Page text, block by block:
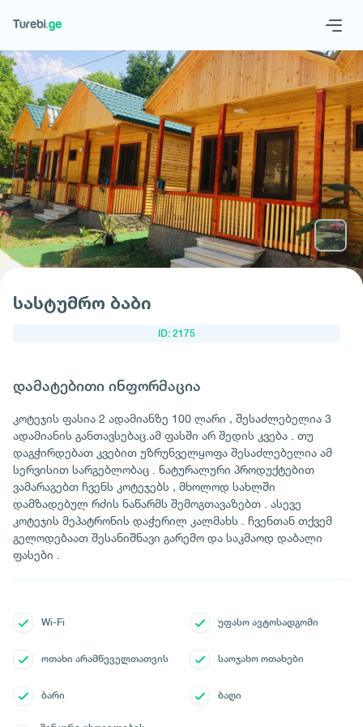
Geo Eng
მოითხოვე სასტუმრო
სასტუმრო ბაბი
ID: 2175
დამატებითი ინფორმაცია
კოტეჯის ფასია 2 ადამიანზე 100 ლარი , შესაძლებელია 3
ადამიანის განთავსებაც.ამ ფასში არ შედის კვება . თუ
დაგჭირდებათ კვებით უზრუნველყოფა შესაძლებელია ამ
სერვისით სარგებლობაც . ნატურალური პროდუქტებით
ვამარაგებთ ჩვენს კოტეჯებს , მხოლოდ სახლში
დამზადებულ რძის ნაწარმს შემოგთავაზებთ . ასევე
კოტეჯის მეპატრონის დაჭერილ კალმახს . ჩვენთან თქვემ
გელოდებაათ შესანიშნავი გარემო და საკმაოდ დაბალი
ფასები .
Wi-Fi უფასო ავტოსადგომი
ოთახი არამწეველთათვის საოჯახო ოთახები
ბარი ბაღი